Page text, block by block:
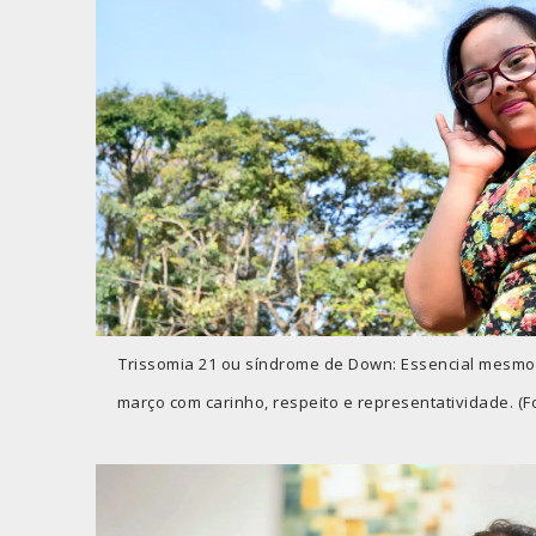
Trissomia 21 ou síndrome de Down: Essencial
março com carinho, respeito e representatividade.